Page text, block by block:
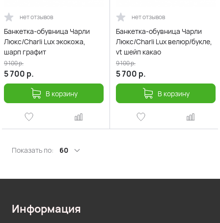
нет отзывов
Банкетка-обувница Чарли
Люкс/Charli Lux экокожа,
шарп графит
5 700 р.
9 100р.
В корзину
нет отзывов
Банкетка-обувница Чарли
Люкс/Charli Lux велюр/букле,
vt шейп какао
5 700 р.
9 100р.
В корзину
Показать по: 60
Информация